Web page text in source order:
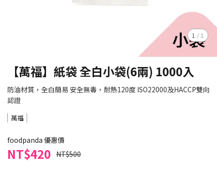
1 / 1
【萬福】紙袋 全白小袋(6兩) 1000入
防油材質，全白簡易 安全無毒，耐熱120度 ISO22000及HACCP雙向
認證
萬福
foodpanda 優惠價
NT$420 NT$500